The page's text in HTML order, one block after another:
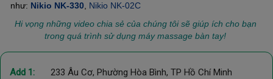
như: Nikio NK-330 Nikio NK-02C
Hi vọng những video chia sẻ của chúng tôi sẽ giúp ích cho bạn
trong quá trình sử dụng máy massage bàn tay!
Add 1: 233 Âu Cơ, Phường Hòa Bình, TP Hồ Chí Minh